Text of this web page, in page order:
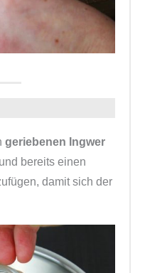
geriebenen Ingwer
bereits einen
damit sich der